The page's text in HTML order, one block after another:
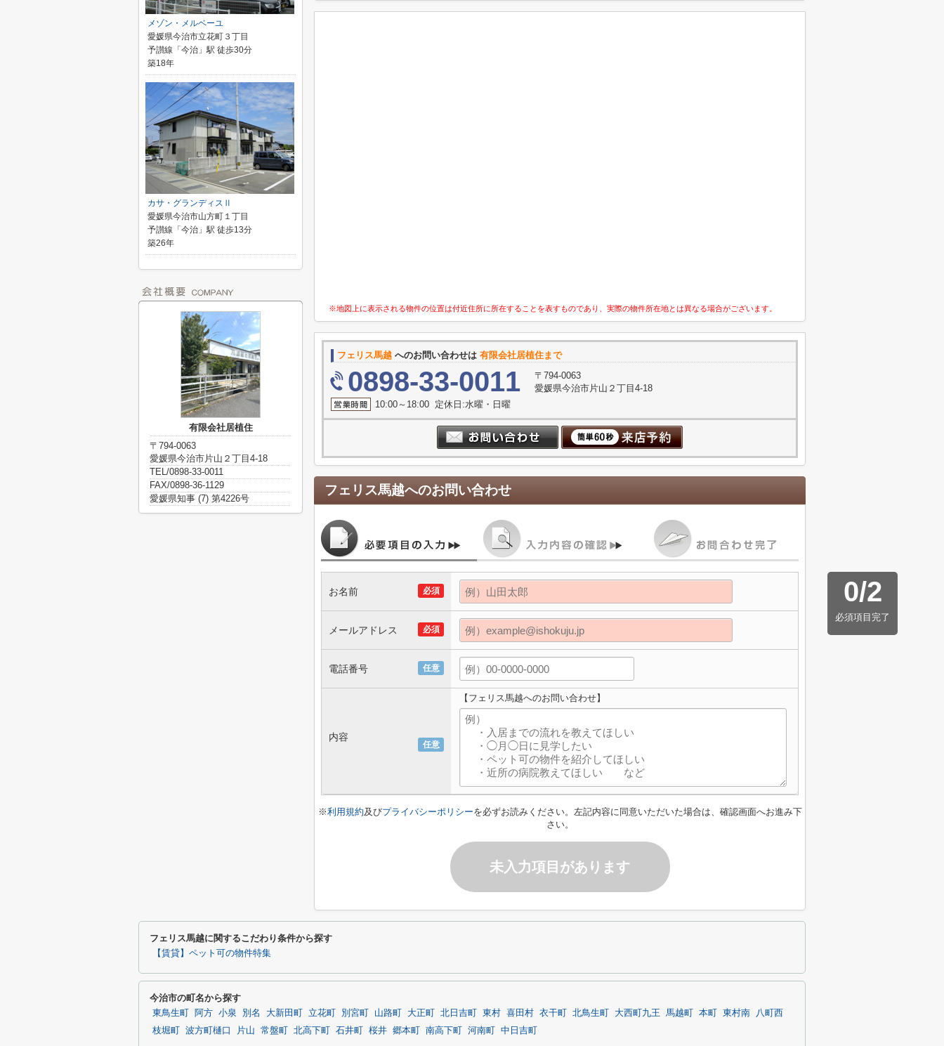
※地図上に表示される物件の位置は付近住所に所在することを表すものであり、実際の物件所在地とは異なる場合がございます。
フェリス馬越 へのお問い合わせは 有限会社居植住まで
0898-33-0011
〒794-0063
愛媛県今治市片山２丁目4-18
10:00～18:00 定休日:水曜・日曜
フェリス馬越へのお問い合わせ
0/2
必須項目完了
必須
お名前
必須
メールアドレス
任意
電話番号
任意
内容
【フェリス馬越へのお問い合わせ】
※利用規約及びプライバシーポリシーを必ずお読みください。左記内容に同意いただいた場合は、確認画面へお進み下
さい。
未入力項目があります
メゾン・メルベーユ
愛媛県今治市立花町３丁目
予讃線「今治」駅 徒歩30分
築18年
カサ・グランディスⅡ
愛媛県今治市山方町１丁目
予讃線「今治」駅 徒歩13分
築26年
有限会社居植住
〒794-0063
愛媛県今治市片山２丁目4-18
TEL/0898-33-0011
FAX/0898-36-1129
愛媛県知事 (7) 第4226号
フェリス馬越に関するこだわり条件から探す
【賃貸】ペット可の物件特集
今治市の町名から探す
東鳥生町 阿方 小泉 別名 大新田町 立花町 別宮町 山路町 大正町 北日吉町 東村 喜田村 衣干町 北鳥生町 大西町九王 馬越町 本町 東村南
八町西
枝堀町
波方町樋口 片山 常盤町 北高下町 石井町 桜井 郷本町 南高下町 河南町 中日吉町